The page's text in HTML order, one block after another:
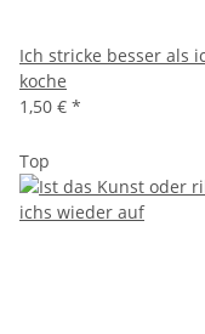
Ich stricke besser als
koche
1,50 € *
Top